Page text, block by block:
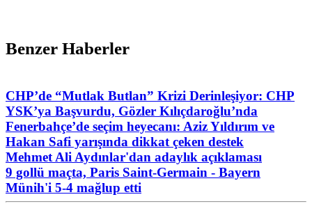
Benzer Haberler
CHP’de “Mutlak Butlan” Krizi Derinleşiyor: CHP
YSK’ya Başvurdu, Gözler Kılıçdaroğlu’nda
Fenerbahçe’de seçim heyecanı: Aziz Yıldırım ve
Hakan Safi yarışında dikkat çeken destek
Mehmet Ali Aydınlar'dan adaylık açıklaması
9 gollü maçta, Paris Saint-Germain - Bayern
Münih'i 5-4 mağlup etti